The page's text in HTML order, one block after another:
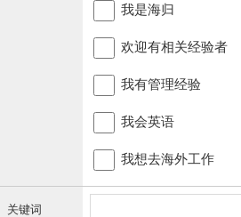
我是海归
欢迎有相关经验者
我有管理经验
我会英语
我想去海外工作
关键词